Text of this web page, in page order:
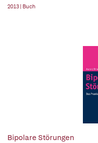
2013 | Buch
Bipolare Störungen